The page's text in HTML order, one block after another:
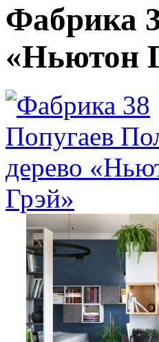
Фабрика
«Ньютон